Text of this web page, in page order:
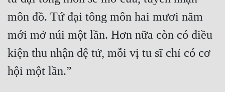
môn đồ. Tứ đại tông môn hai mươi năm
mới mở núi một lần. Hơn nữa còn có điều
kiện thu nhận đệ tử, mỗi vị tu sĩ chỉ có cơ